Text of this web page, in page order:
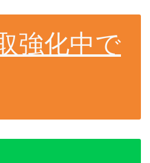
強化中で